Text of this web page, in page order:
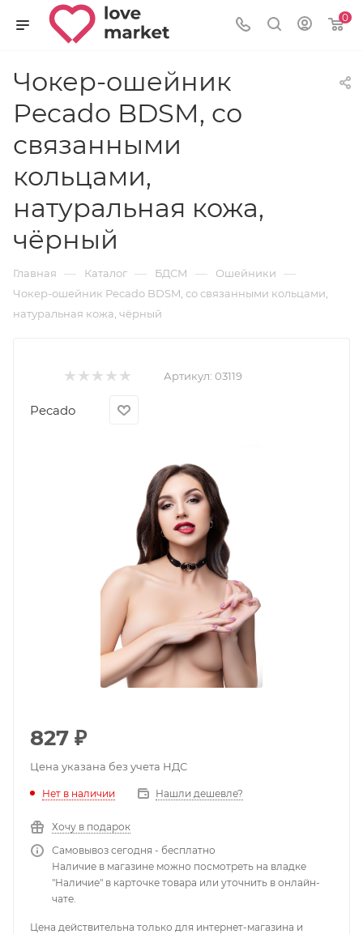
0
Чокер-ошейник
Pecado BDSM, со
связанными
кольцами,
натуральная кожа,
чёрный
Главная — Каталог — БДСМ — Ошейники —
Чокер-ошейник Pecado BDSM, со связанными кольцами,
натуральная кожа, чёрный
Артикул: 03119
Pecado
827 ₽
Цена указана без учета НДС
Нет в наличии Нашли дешевле?
Хочу в подарок
Самовывоз сегодня - бесплатно
Наличие в магазине можно посмотреть на владке
"Наличие" в карточке товара или уточнить в онлайн-
чате.
Цена действительна только для интернет-магазина и